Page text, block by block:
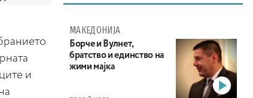
и
МАКЕДОНИЈА
Борче и Вулнет,
братство и единство на
жими мајка